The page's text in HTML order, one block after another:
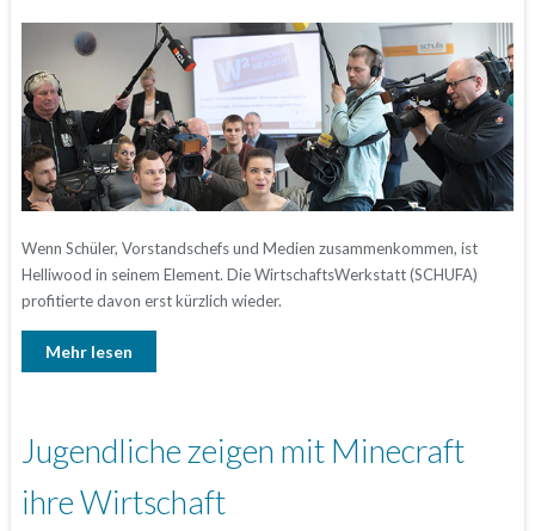
Wenn Schüler, Vorstandschefs und Medien zusammenkommen, ist
Helliwood in seinem Element. Die WirtschaftsWerkstatt (SCHUFA)
profitierte davon erst kürzlich wieder.
Mehr lesen
Jugendliche zeigen mit Minecraft
ihre Wirtschaft